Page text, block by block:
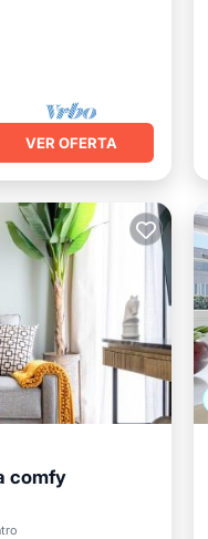
VER OFERTA
comfy